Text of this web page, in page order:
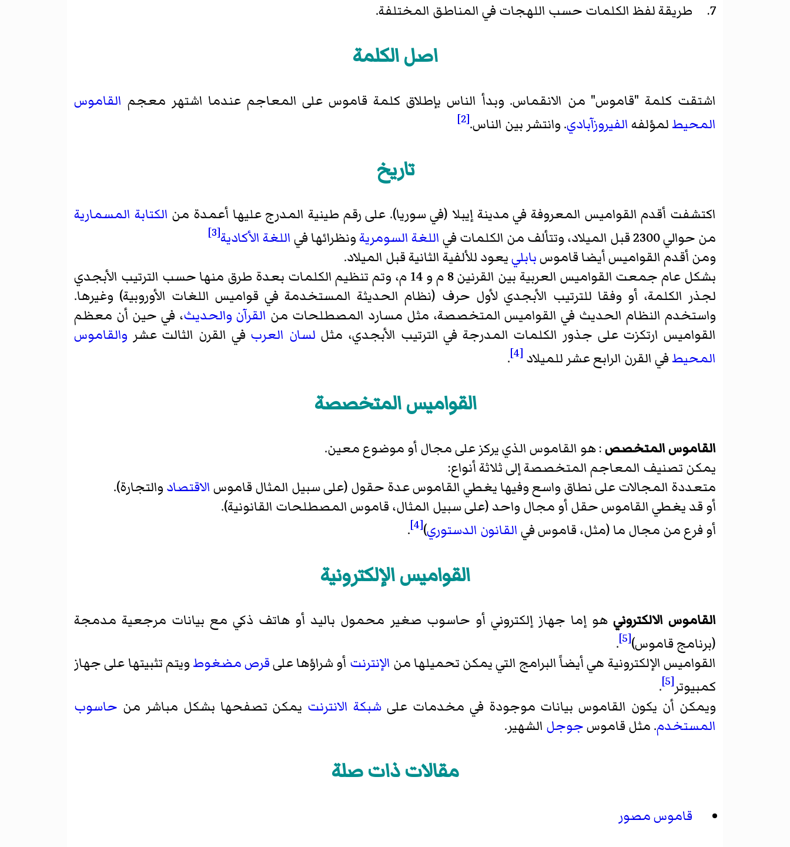
طريقة لفظ الكلمات حسب اللهجات في المناطق المختلفة.
اصل الكلمة
اشتقت كلمة "قاموس" من الانقماس. وبدأ الناس بإطلاق كلمة قاموس على المعاجم عندما اشتهر معجم القاموس
المحيطلمؤلفه الفيروزآبادي. وانتشر بين الناس.[2]
تاريخ
اكتشفت أقدم القواميس المعروفة في مدينة إيبلا (في سوريا). على رقم طينية المدرج عليها أعمدة من الكتابة المسمارية
من حوالي 2300 قبل الميلاد، وتتألف من الكلمات في
اللغة السومريةونظرائها في اللغة الأكادية[3]
ومن أقدم القواميس أيضا قاموسبابلييعود للألفية الثانية قبل الميلاد.
بشكل عام جمعت القواميس العربية بين القرنين 8 م و 14 م، وتم تنظيم الكلمات بعدة طرق منها حسب الترتيب الأبجدي
لجذر الكلمة، أو وفقا للترتيب الأبجدي لأول حرف (نظام الحديثة المستخدمة في قواميس اللغات الأوروبية) وغيرها.
واستخدم النظام الحديث في القواميس المتخصصة، مثل مسارد المصطلحات من القرآن والحديث، في حين أن معظم
القواميس ارتكزت على جذور الكلمات المدرجة في الترتيب الأبجدي، مثل لسان العرب في القرن الثالت عشر والقاموس
المحيطفي القرن الرابع عشر للميلاد [4]
.
القواميس المتخصصة
القاموس المتخصص: هو القاموس الذي يركز على مجال أو موضوع معين.
يمكن تصنيف المعاجم المتخصصة إلى ثلاثة أنواع:
متعددة المجالات على نطاق واسع وفيها يغطي القاموس عدة حقول (على سبيل المثال قاموس الاقتصاد والتجارة).
أو قد يغطي القاموس حقل أو مجال واحد (على سبيل المثال، قاموس المصطلحات القانونية).
أو فرع من مجال ما (مثل، قاموس في القانون الدستوري)
[4]
.
القواميس الإلكترونية
القاموس الالكتروني هو إما جهاز إلكتروني أو حاسوب صغير محمول باليد أو هاتف ذكي مع بيانات مرجعية مدمجة
(برنامج قاموس)[5]
.
القواميس الإلكترونية هي أيضاً البرامج التي يمكن تحميلها من الإنترنت أو شراؤها علىقرص مضغوطويتم تثبيتها على جهاز
كمبيوتر[5]
.
ويمكن أن يكون القاموس بيانات موجودة في مخدمات على شبكة الانترنت يمكن تصفحها بشكل مباشر من حاسوب
المستخدم. مثل قاموسجوجل الشهير.
مقالات ذات صلة
قاموس مصور